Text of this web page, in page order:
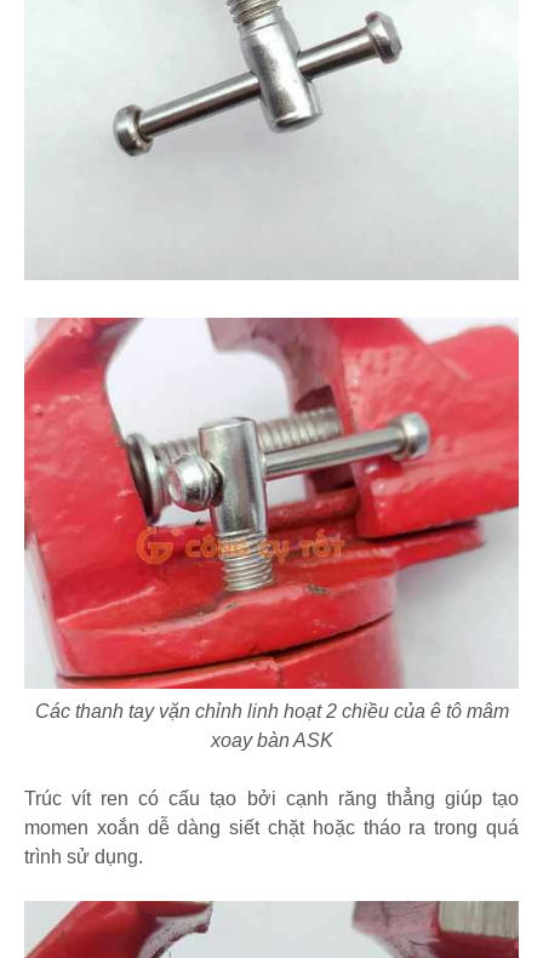
Các thanh tay vặn chỉnh linh hoạt 2 chiều của ê tô mâm
xoay bàn ASK
Trúc vít ren có cấu tạo bởi cạnh răng thẳng giúp tạo
momen xoắn dễ dàng siết chặt hoặc tháo ra trong quá
trình sử dụng.